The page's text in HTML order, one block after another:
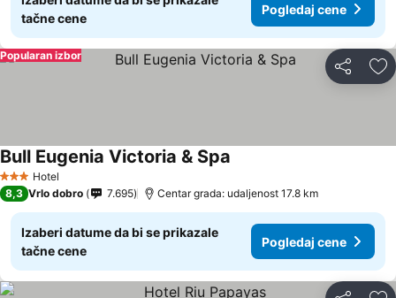
tačne cene
Pogledaj cene
Deli
Popularan izbor
3 Zvezdice
Hotel
Bull Eugenia Victoria & Spa
8,3 Vrlo dobro 7.695 Centar grada: udaljenost 17.8 km
Izaberi datume da bi se prikazale
tačne cene
Pogledaj cene